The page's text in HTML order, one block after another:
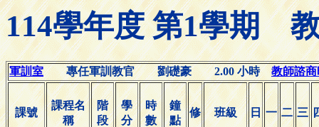
114學年度 第1學期
軍訓室專任軍訓教官 劉礎豪 2.00 小時 教師諮商
課號
課程名
稱
階
段
學
分
時
數
鐘
點
修 班級 日 一 二 三